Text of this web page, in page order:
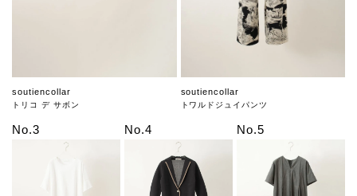
soutiencollar
トリコ デ サボン
soutiencollar
トワルドジュイパンツ
No.3 No.4 No.5